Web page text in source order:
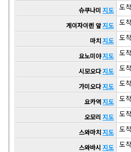
슈쿠나미 지도 도
게이자이렌 앞지도 도
마치지도 도
요노미야지도 도
시모오다지도 도
가미오다지도 도
요카역지도 도
오모리 지도 도
스와마치지도 도
스와바시 지도 도